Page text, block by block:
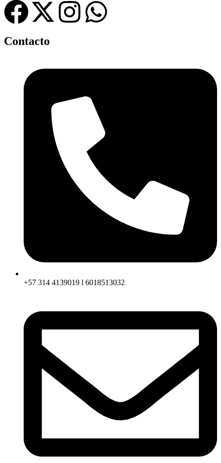
Contacto
+57 314 4139019 l 6018513032